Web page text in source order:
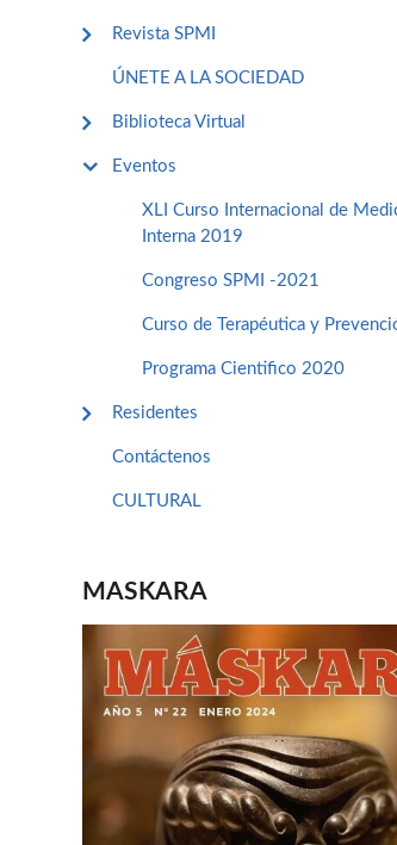
Revista SPMI
ÚNETE A LA SOCIEDAD
Biblioteca Virtual
Eventos
XLI Curso Internacional de
Interna 2019
Congreso SPMI -2021
Curso de Terapéutica y
Programa Cientifico 2020
Residentes
Contáctenos
CULTURAL
MASKARA